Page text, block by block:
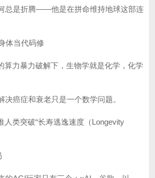
总是折腾——他是在拼命维持地球这部连
体当代码修
算力暴力破解下，生物学就是化学，化学
决癌症和衰老只是一个数学问题。
人类突破“长寿逃逸速度（Longevity